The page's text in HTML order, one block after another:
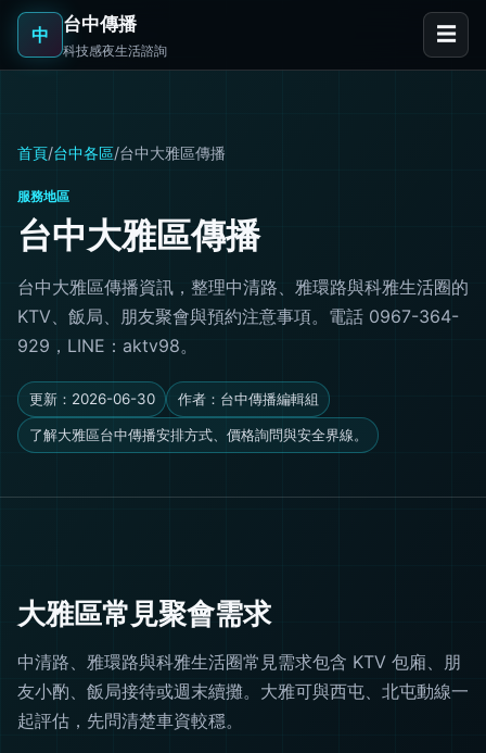
中 台中傳播
科技感夜生活諮詢
☰
首頁/台中各區/台中大雅區傳播
服務地區
台中大雅區傳播
台中大雅區傳播資訊，整理中清路、雅環路與科雅生活圈的
KTV、飯局、朋友聚會與預約注意事項。電話 0967-364-
929，LINE：aktv98。
更新：2026-06-30 作者：台中傳播編輯組
了解大雅區台中傳播安排方式、價格詢問與安全界線。
大雅區常見聚會需求
中清路、雅環路與科雅生活圈常見需求包含 KTV 包廂、朋
友小酌、飯局接待或週末續攤。大雅可與西屯、北屯動線一
起評估，先問清楚車資較穩。